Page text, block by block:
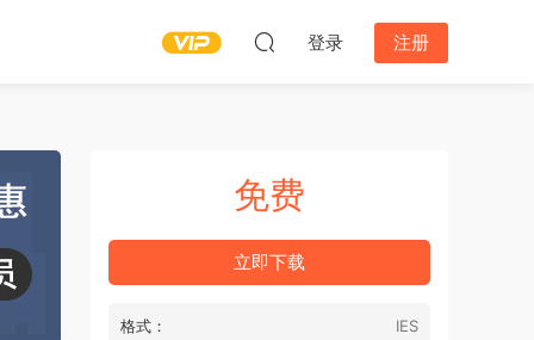
登录 注册
免费
立即下载
格式：
IES